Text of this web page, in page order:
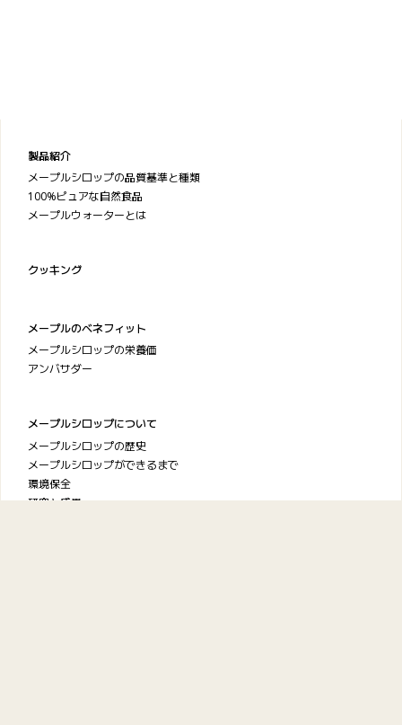
製品紹介
メープルシロップの品質基準と種類
100%ピュアな自然食品
メープルウォーターとは
クッキング
メープルのベネフィット
メープルシロップの栄養価
アンバサダー
メープルシロップについて
メープルシロップの歴史
メープルシロップができるまで
環境保全
研究と成果